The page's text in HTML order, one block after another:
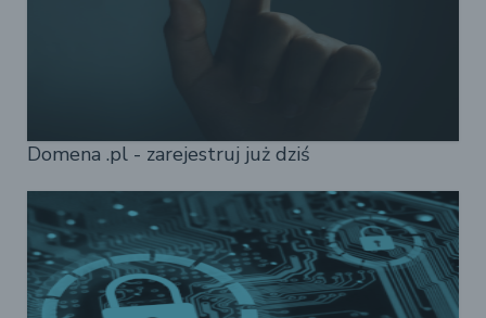
Domena .pl - zarejestruj już dziś